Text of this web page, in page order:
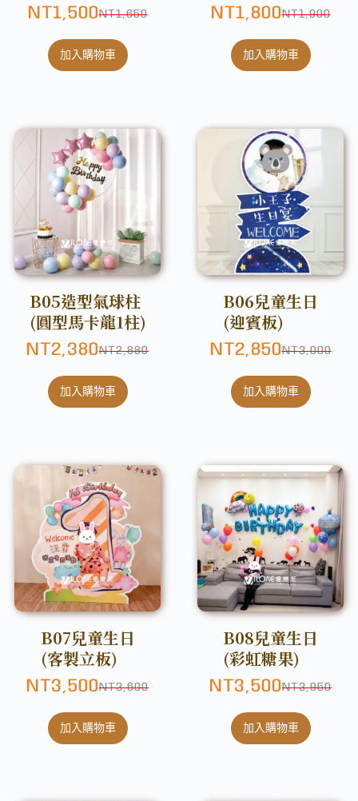
NT1,650
NT1,500
加入購物車
NT1,900
NT1,800
加入購物車
B05造型氣球柱
(圓型馬卡龍1柱)
NT2,880
NT2,380
加入購物車
B06兒童生日
(迎賓板)
NT3,000
NT2,850
加入購物車
B07兒童生日
(客製立板)
NT3,600
NT3,500
加入購物車
B08兒童生日
(彩虹糖果)
NT3,950
NT3,500
加入購物車